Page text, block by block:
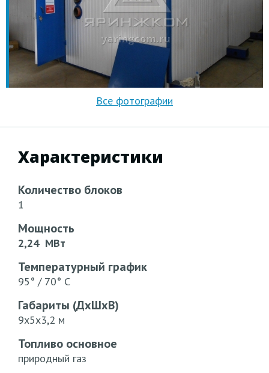
Характеристики
Количество блоков
1
Мощность
2,24 МВт
Температурный график
95° / 70° С
Габариты (ДхШхВ)
9х5х3,2 м
Топливо основное
природный газ